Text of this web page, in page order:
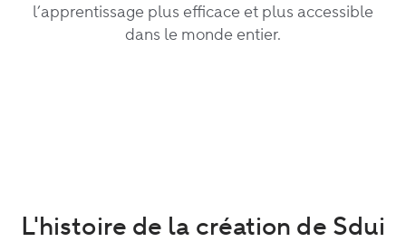
l’apprentissage plus efficace et plus accessible
dans le monde entier.
L'histoire de la création de Sdui